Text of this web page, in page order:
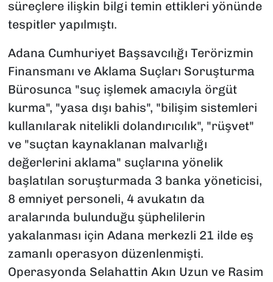
süreçlere ilişkin bilgi temin ettikleri yönünde
tespitler yapılmıştı.
Adana Cumhuriyet Başsavcılığı Terörizmin
Finansmanı ve Aklama Suçları Soruşturma
Bürosunca "suç işlemek amacıyla örgüt
kurma", "yasa dışı bahis", "bilişim sistemleri
kullanılarak nitelikli dolandırıcılık", "rüşvet"
ve "suçtan kaynaklanan malvarlığı
değerlerini aklama" suçlarına yönelik
başlatılan soruşturmada 3 banka yöneticisi,
8 emniyet personeli, 4 avukatın da
aralarında bulunduğu şüphelilerin
yakalanması için Adana merkezli 21 ilde eş
zamanlı operasyon düzenlenmişti.
Operasyonda Selahattin Akın Uzun ve Rasim